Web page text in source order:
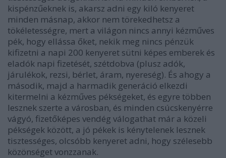
kispénzűeknek is, akarsz adni egy kiló kenyeret
minden másnap, akkor nem törekedhetsz a
tökéletességre, mert a világon nincs annyi kézműves
pék, hogy ellássa őket, nekik meg nincs pénzük
kifizetni a napi 200 kenyeret sütni képes emberek és
eladók napi fizetését, szétdobva (plusz adók,
járulékok, rezsi, bérlet, áram, nyereség). És ahogy a
második, majd a harmadik generáció elkezdi
kitermelni a kézműves pékségeket, és egyre többen
lesznek szerte a városban, és minden csúcskenyérre
vágyó, fizetőképes vendég válogathat már a közeli
pékségek között, a jó pékek is kénytelenek lesznek
tisztességes, olcsóbb kenyeret adni, hogy szélesebb
közönséget vonzzanak.